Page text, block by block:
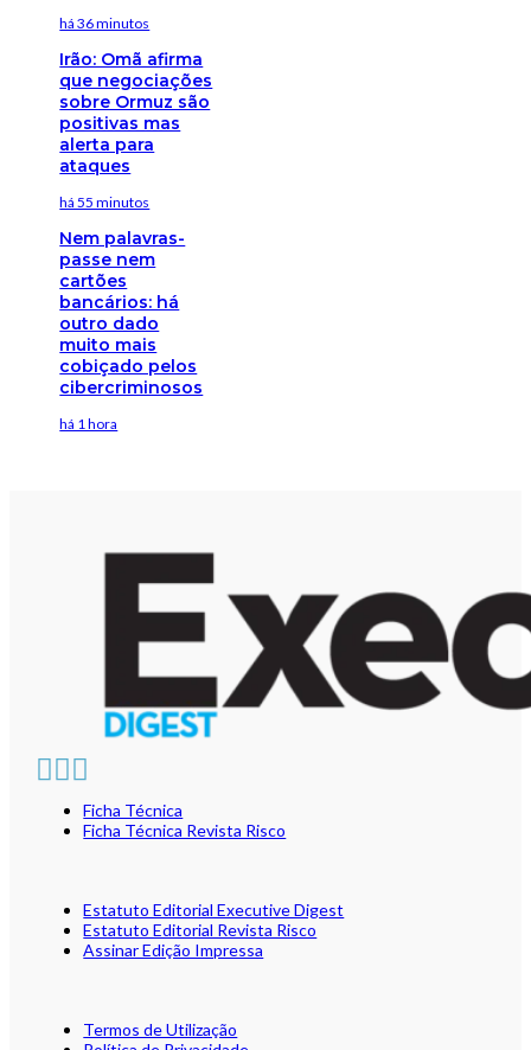
há 36 minutos
Irão: Omã afirma
que negociações
sobre Ormuz são
positivas mas
alerta para
ataques
há 55 minutos
Nem palavras-
passe nem
cartões
bancários: há
outro dado
muito mais
cobiçado pelos
cibercriminosos
há 1 hora
Ficha Técnica
Ficha Técnica Revista Risco
Estatuto Editorial Executive Digest
Estatuto Editorial Revista Risco
Assinar Edição Impressa
Termos de Utilização